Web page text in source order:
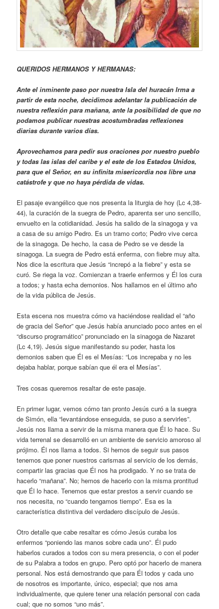
QUERIDOS HERMANOS Y HERMANAS:
Ante el inminente paso por nuestra Isla del huracán Irma a
partir de esta noche, decidimos adelantar la publicación de
nuestra reflexión para mañana, ante la posibilidad de que no
podamos publicar nuestras acostumbradas reflexiones
diarias durante varios días.
Aprovechamos para pedir sus oraciones por nuestro pueblo
y todas las islas del caribe y el este de los Estados Unidos,
para que el Señor, en su infinita misericordia nos libre una
catástrofe y que no haya pérdida de vidas.
El pasaje evangélico que nos presenta la liturgia de hoy (Lc 4,38-
44), la curación de la suegra de Pedro, aparenta ser uno sencillo,
envuelto en la cotidianidad. Jesús ha salido de la sinagoga y va
a casa de su amigo Pedro. Es un tramo corto; Pedro vive cerca
de la sinagoga. De hecho, la casa de Pedro se ve desde la
sinagoga. La suegra de Pedro está enferma, con fiebre muy alta.
Nos dice la escritura que Jesús “increpó a la fiebre” y esta se
curó. Se riega la voz. Comienzan a traerle enfermos y Él los cura
a todos; y hasta echa demonios. Nos hallamos en el último año
de la vida pública de Jesús.
Esta escena nos muestra cómo va haciéndose realidad el “año
de gracia del Señor” que Jesús había anunciado poco antes en el
“discurso programático” pronunciado en la sinagoga de Nazaret
(Lc 4,19). Jesús sigue manifestando su poder, hasta los
demonios saben que Él es el Mesías: “Los increpaba y no les
dejaba hablar, porque sabían que él era el Mesías”.
Tres cosas queremos resaltar de este pasaje.
En primer lugar, vemos cómo tan pronto Jesús curó a la suegra
de Simón, ella “levantándose enseguida, se puso a servirles”.
Jesús nos llama a servir de la misma manera que Él lo hace. Su
vida terrenal se desarrolló en un ambiente de servicio amoroso al
prójimo. Él nos llama a todos. Si hemos de seguir sus pasos
tenemos que poner nuestros carismas al servicio de los demás,
compartir las gracias que Él nos ha prodigado. Y no se trata de
hacerlo “mañana”. No; hemos de hacerlo con la misma prontitud
que Él lo hace. Tenemos que estar prestos a servir cuando se
nos necesita, no “cuando tengamos tiempo”. Esa es la
característica distintiva del verdadero discípulo de Jesús.
Otro detalle que cabe resaltar es cómo Jesús curaba los
enfermos “poniendo las manos sobre cada uno”. Él pudo
haberlos curados a todos con su mera presencia, o con el poder
de su Palabra a todos en grupo. Pero optó por hacerlo de manera
personal. Nos está demostrando que para Él todos y cada uno
de nosotros es importante, único, especial; que nos ama
individualmente, que quiere tener una relación personal con cada
cual; que no somos “uno más”.